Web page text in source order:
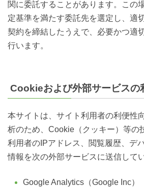
関に委託することがあります。この
定基準を満たす委託先を選定し、適
契約を締結したうえで、必要かつ適
行います。
Cookieおよび外部サービスの
本サイトは、サイト利用者の利便性
析のため、Cookie（クッキー）等の
利用者のIPアドレス、閲覧履歴、デ
情報を次の外部サービスに送信して
Google Analytics（Google Inc）